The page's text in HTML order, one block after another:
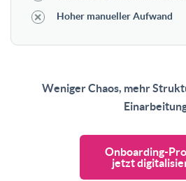
Hoher manueller Aufwand
Weniger Chaos, mehr
Onboarding-
jetzt